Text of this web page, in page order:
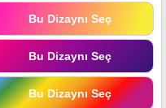
Bu Dizaynı Seç
Bu Dizaynı Seç
Bu Dizaynı Seç